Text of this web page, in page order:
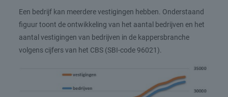
Een bedrijf kan meerdere vestigingen hebben. Onderstaand
figuur toont de ontwikkeling van het aantal bedrijven en het
aantal vestigingen van bedrijven in de kappersbranche
volgens cijfers van het CBS (SBI-code 96021).